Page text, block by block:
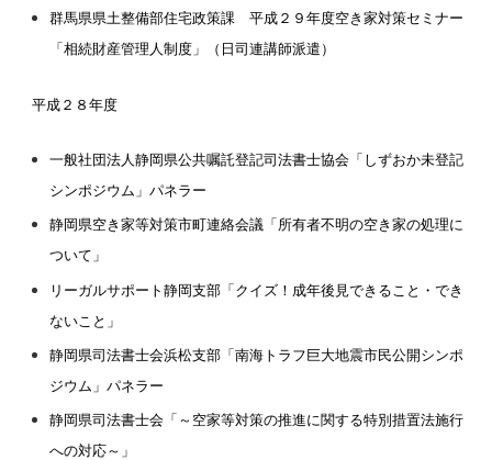
群馬県県土整備部住宅政策課 平成２９年度空き家対策セミナー
「相続財産管理人制度」（日司連講師派遣）
平成２８年度
一般社団法人静岡県公共嘱託登記司法書士協会「しずおか未登記
シンポジウム」パネラー
静岡県空き家等対策市町連絡会議「所有者不明の空き家の処理に
ついて」
リーガルサポート静岡支部「クイズ！成年後見できること・でき
ないこと」
静岡県司法書士会浜松支部「南海トラフ巨大地震市民公開シンポ
ジウム」パネラー
静岡県司法書士会「～空家等対策の推進に関する特別措置法施行
への対応～」